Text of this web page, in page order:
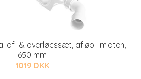
af- & overløbssæt, afløb i midten,
650 mm
1019 DKK